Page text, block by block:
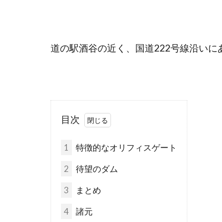
道の駅酒谷の近く、国道222号線沿いに
目次
1 特徴的なオリフィスゲート
2 待望のダム
3 まとめ
4 諸元